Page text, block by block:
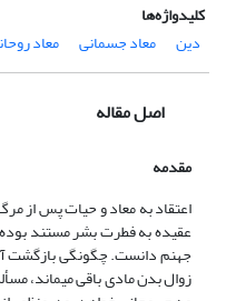
کلیدواژه‌ها
دین
معاد جسمانی معاد
اصل مقاله
مقدمه
اعتقاد به معاد و حیات پس از
عقیده به فطرت بشر مستند بوده
جهنم دانست. چگونگی بازگشت
زوال بدن مادی باقی می‏ماند،